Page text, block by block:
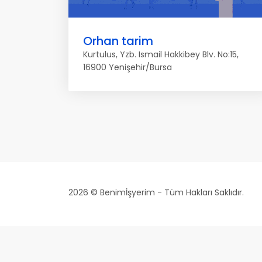
Orhan tarim
Kurtulus, Yzb. Ismail Hakkibey Blv. No:15,
16900 Yenişehir/Bursa
2026 © Benimİşyerim - Tüm Hakları Saklıdır.